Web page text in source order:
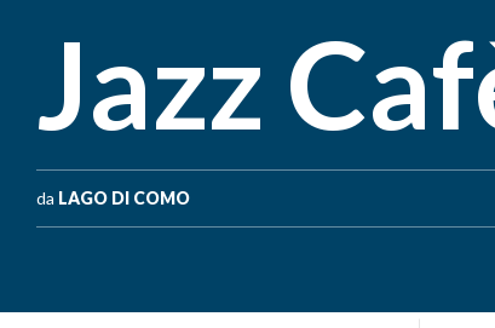
Jazz
da LAGO DI COMO